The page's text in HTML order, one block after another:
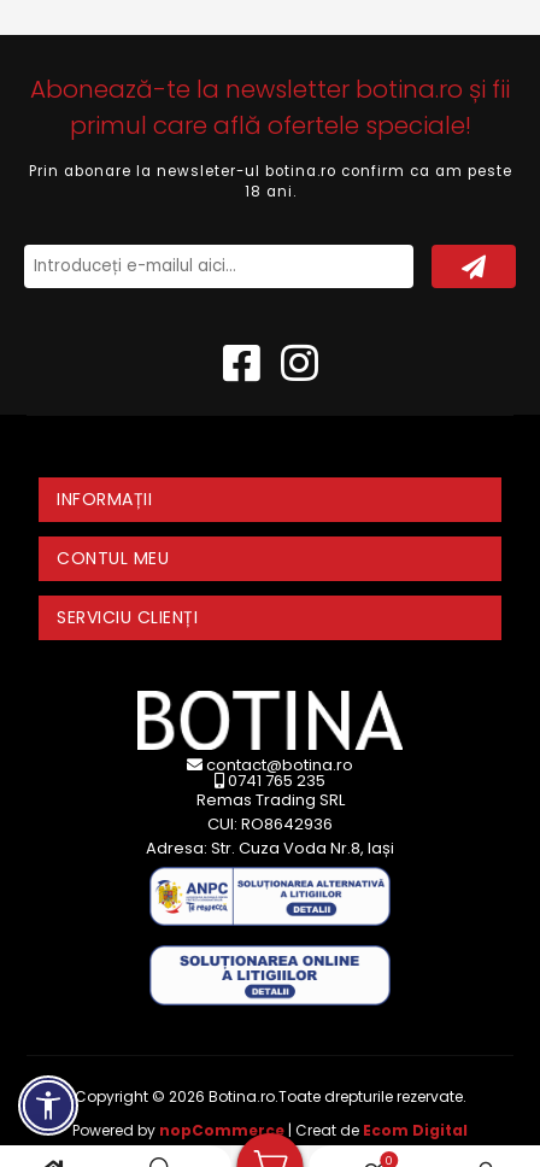
0
Abonează-te la newsletter botina.ro și fii
primul care află ofertele speciale!
Prin abonare la newsleter-ul botina.ro confirm ca am peste
18 ani.
INFORMAȚII
CONTUL MEU
SERVICIU CLIENȚI
contact@botina.ro
0741 765 235
Remas Trading SRL
CUI: RO8642936
Adresa: Str. Cuza Voda Nr.8, Iași
Copyright © 2026 Botina.ro.Toate drepturile rezervate.
Powered by nopCommerce | Creat de Ecom Digital